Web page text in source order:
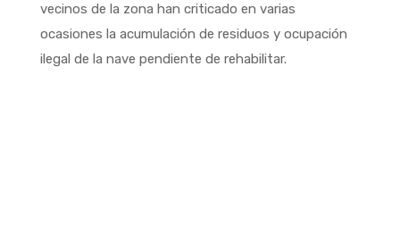
vecinos de la zona han criticado en varias
ocasiones la acumulación de residuos y ocupación
ilegal de la nave pendiente de rehabilitar.